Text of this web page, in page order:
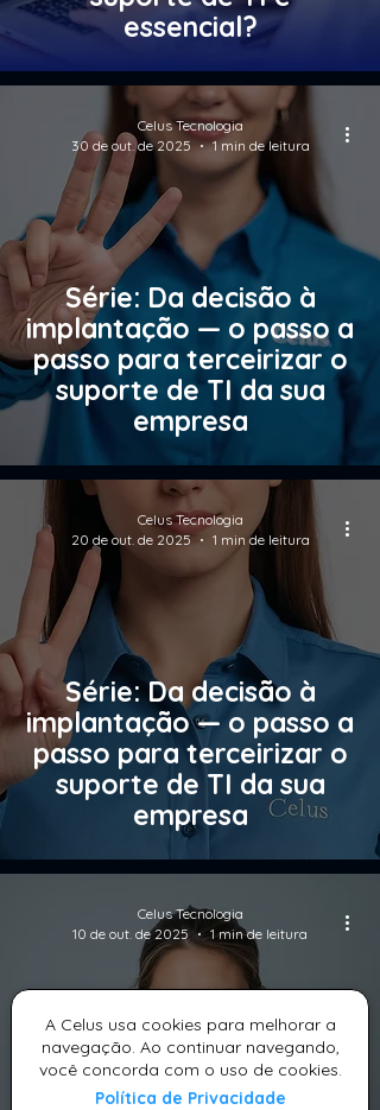
essencial?
Série: Da decisão à
implantação — o passo a
passo para terceirizar o
suporte de TI da sua
empresa
Celus Tecnologia
30 de out. de 2025
1 min de leitura
Série: Da decisão à
implantação — o passo a
passo para terceirizar o
suporte de TI da sua
empresa
Celus Tecnologia
20 de out. de 2025
1 min de leitura
Série: Da decisão à
Celus Tecnologia
10 de out. de 2025
1 min de leitura
A Celus usa cookies para melhorar a
navegação. Ao continuar navegando,
você concorda com o uso de cookies.
Política de Privacidade